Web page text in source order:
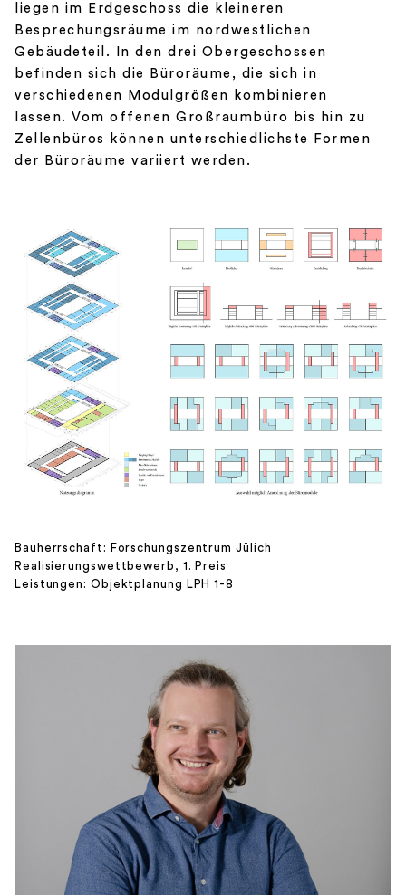
liegen im Erdgeschoss die kleineren
Besprechungsräume im nordwestlichen
Gebäudeteil.
In den drei Obergeschossen
befinden sich die Büroräume, die sich in
verschiedenen Modulgrößen kombinieren
lassen. Vom offenen Großraumbüro
bis hin zu
Zellenbüros können unterschiedlichste Formen
der Büroräume variiert werden.
Bauherrschaft: Forschungszentrum Jülich
Realisierungswettbewerb, 1. Preis
Leistungen: Objektplanung LPH 1-8